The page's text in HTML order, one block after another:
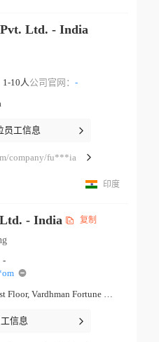
Ltd. - India
1-10人公司官网： -
员工信息
company/fu***ia
印度
- India 复制
-
No. 159, First Floor, Vardhman Fortune Mall, Near Hans Cinema, Gt Karnal Road Industrial Area New Delhi Delhi
信息